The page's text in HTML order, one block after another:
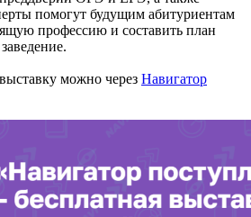
помогут будущим абитуриентам
профессию и составить план
можно через Навигатор